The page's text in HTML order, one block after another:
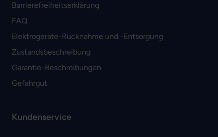
Barrierefreiheitserklärung
FAQ
Elektrogeräte-Rücknahme und -Entsorgung
Zustandsbeschreibung
Garantie-Beschreibungen
Gefahrgut
Kundenservice